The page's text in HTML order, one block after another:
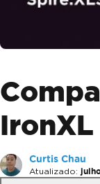
IronXL
Curtis Chau
Atualizado: